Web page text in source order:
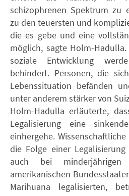
schizophrenen Spektrum zu
zu den teuersten und
die es gebe und eine
möglich, sagte Holm-
soziale Entwicklung
behindert. Personen, die
Lebenssituation befänden
unter anderem stärker von
Holm-Hadulla erläuterte,
Legalisierung eine
einhergehe.
die Folge einer
auch bei
amerikanischen
Marihuana legalisierten,